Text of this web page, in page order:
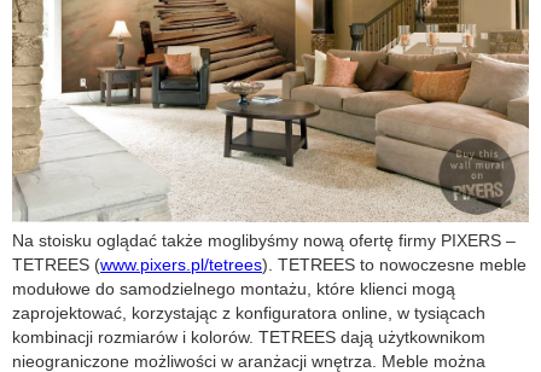
Na stoisku oglądać także moglibyśmy nową ofertę firmy PIXERS –
TETREES (www.pixers.pl/tetrees). TETREES to nowoczesne meble
modułowe do samodzielnego montażu, które klienci mogą
zaprojektować, korzystając z konfiguratora online, w tysiącach
kombinacji rozmiarów i kolorów. TETREES dają użytkownikom
nieograniczone możliwości w aranżacji wnętrza. Meble można